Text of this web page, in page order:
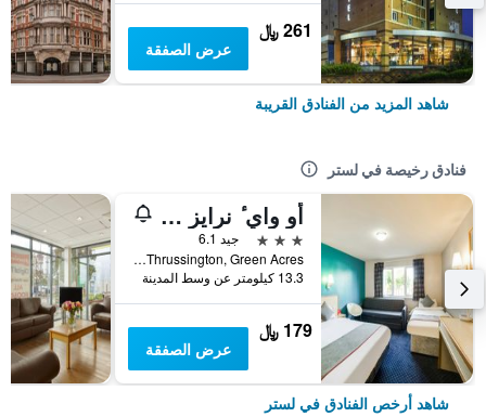
261 ﷼
عرض الصفقة
شاهد المزيد من الفنادق القريبة
فنادق رخيصة في لستر
أو واي ٔ نرايز هوت، ، أيه4 إن ليسيستر
3 نجوم
جيد 6.1
A46 Thrussington, Green Acres, لستر, المملكة المتحدة
13.3 كيلومتر عن وسط المدينة
179 ﷼
عرض الصفقة
شاهد أرخص الفنادق في لستر